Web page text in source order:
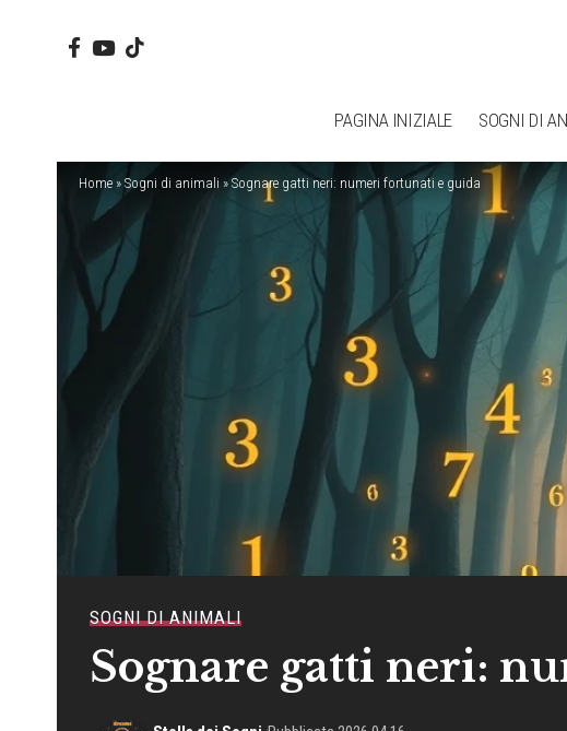
PAGINA INIZIALE SOGNI DI
Home » Sogni di animali » Sognare gatti neri: numeri fortunati e guida
SOGNI DI ANIMALI
Sognare gatti neri: